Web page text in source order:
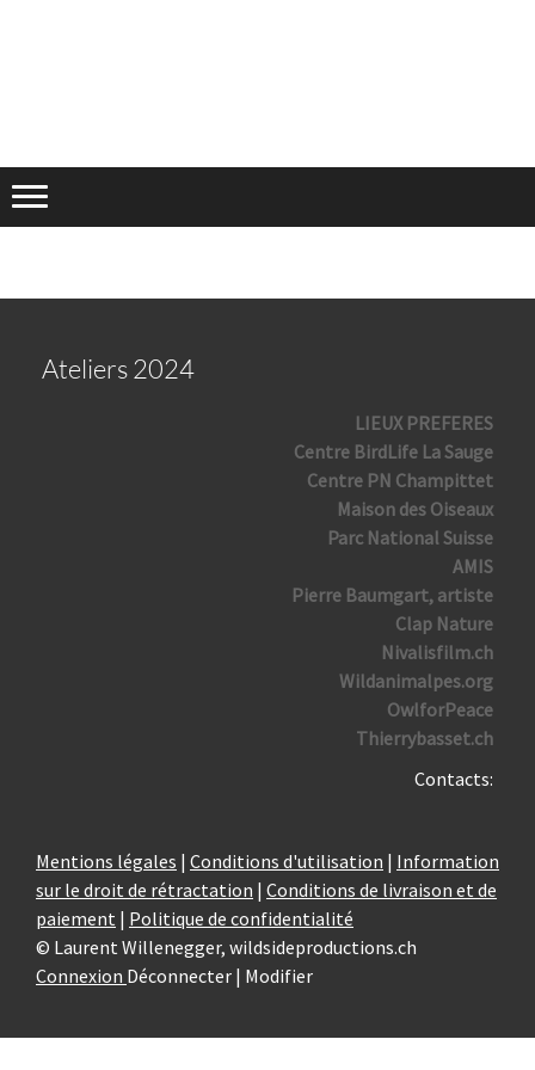
Ateliers 2024
LIEUX PREFERES
Centre BirdLife La Sauge
Centre PN Champittet
Maison des Oiseaux
Parc National Suisse
AMIS
Pierre Baumgart, artiste
Clap Nature
Nivalisfilm.ch
Wildanimalpes.org
OwlforPeace
Thierrybasset.ch
Contacts:
Mentions légales | Conditions d'utilisation | Information
sur le droit de rétractation | Conditions de livraison et de
paiement | Politique de confidentialité
© Laurent Willenegger, wildsideproductions.ch
Connexion Déconnecter | Modifier